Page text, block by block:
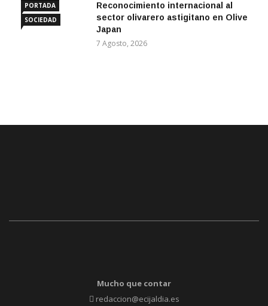
PORTADA
SOCIEDAD
Reconocimiento internacional al
sector olivarero astigitano en Olive
Japan
7 Agosto, 2026
Mucho que contar
redaccion@ecijaldia.es